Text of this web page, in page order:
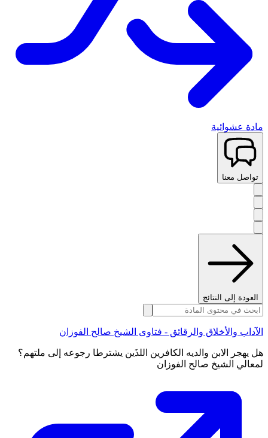
مادة عشوائية
تواصل معنا
العودة إلى النتائج
الآداب والأخلاق والرقائق - فتاوى الشيخ صالح الفوزان
هل يهجر الابن والديه الكافرين اللذَين يشترطا رجوعه إلى ملتهم؟
لمعالي الشيخ صالح الفوزان